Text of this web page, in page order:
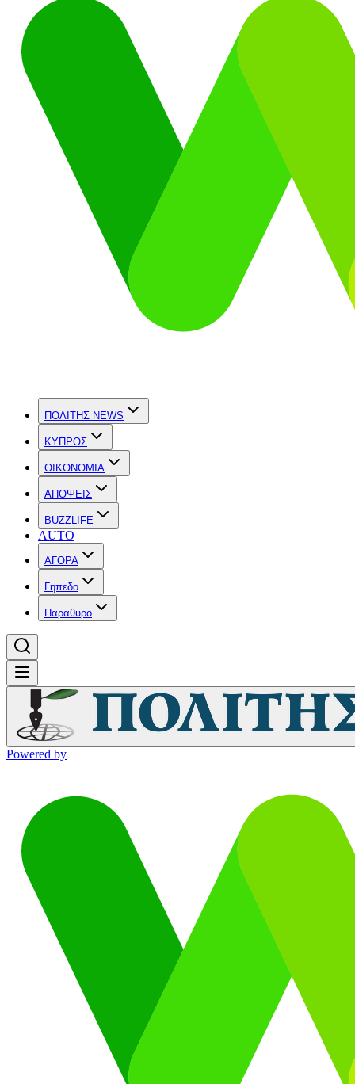
ΠΟΛΙΤΗΣ NEWS
ΚΥΠΡΟΣ
OIKONOMIA
ΑΠΟΨΕΙΣ
BUZZLIFE
AUTO
ΑΓΟΡΑ
Γηπεδο
Παραθυρο
Powered by